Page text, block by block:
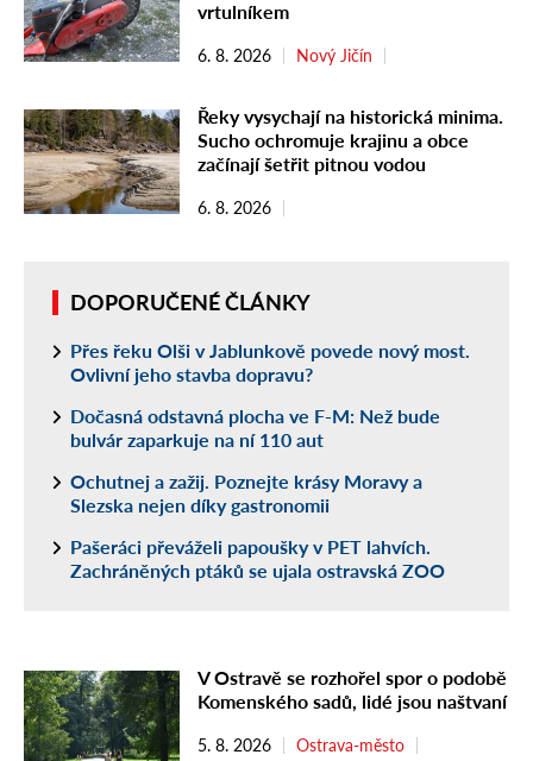
vrtulníkem
6. 8. 2026 Nový Jičín
Řeky vysychají na historická minima.
Sucho ochromuje krajinu a obce
začínají šetřit pitnou vodou
6. 8. 2026
DOPORUČENÉ ČLÁNKY
Přes řeku Olši v Jablunkově povede nový most.
Ovlivní jeho stavba dopravu?
Dočasná odstavná plocha ve F-M: Než bude
bulvár zaparkuje na ní 110 aut
Ochutnej a zažij. Poznejte krásy Moravy a
Slezska nejen díky gastronomii
Pašeráci převáželi papoušky v PET lahvích.
Zachráněných ptáků se ujala ostravská ZOO
V Ostravě se rozhořel spor o podobě
Komenského sadů, lidé jsou naštvaní
5. 8. 2026 Ostrava-město